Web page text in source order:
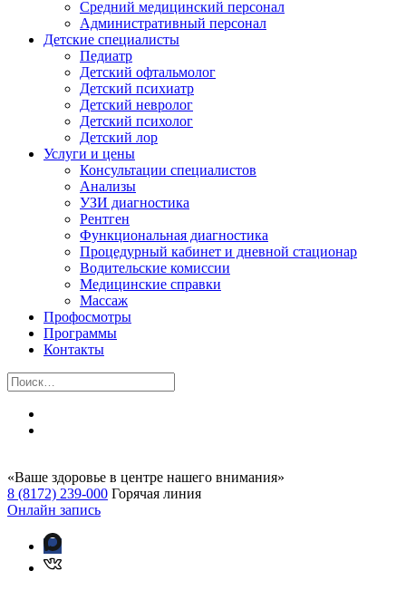
Средний медицинский персонал
Административный персонал
Детские специалисты
Педиатр
Детский офтальмолог
Детский психиатр
Детский невролог
Детский психолог
Детский лор
Услуги и цены
Консультации специалистов
Анализы
УЗИ диагностика
Рентген
Функциональная диагностика
Процедурный кабинет и дневной стационар
Водительские комиссии
Медицинские справки
Массаж
Профосмотры
Программы
Контакты
«Ваше здоровье в центре нашего внимания»
8 (8172) 239-000 Горячая линия
Онлайн запись